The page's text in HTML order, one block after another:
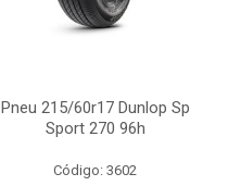
Pneu 215/60r17 Dunlop Sp
Sport 270 96h
Código: 3602